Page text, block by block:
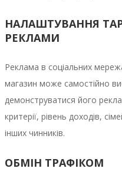
НАЛАШТУВАННЯ
РЕКЛАМИ
Реклама в соціальних
магазин може самостійно
демонструватися його
критерії, рівень доходів,
інших чинників.
ОБМІН ТРАФІКОМ